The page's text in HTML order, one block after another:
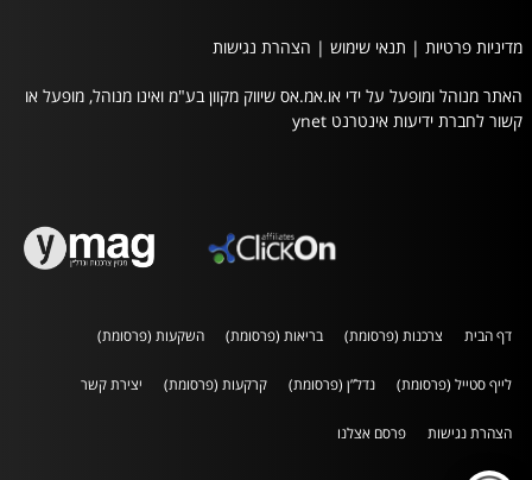
מדיניות פרטיות | תנאי שימוש | הצהרת נגישות
האתר מנוהל ומופעל על ידי או.אמ.אס שיווק מקוון בע"מ ואינו מנוהל, מופעל או
קשור לחברת ידיעות אינטרנט ynet
דף הבית צרכנות (פרסומת) בריאות (פרסומת) השקעות (פרסומת)
לייף סטייל (פרסומת) נדל”ן (פרסומת) קרקעות (פרסומת) יצירת קשר
הצהרת נגישות פרסם אצלנו